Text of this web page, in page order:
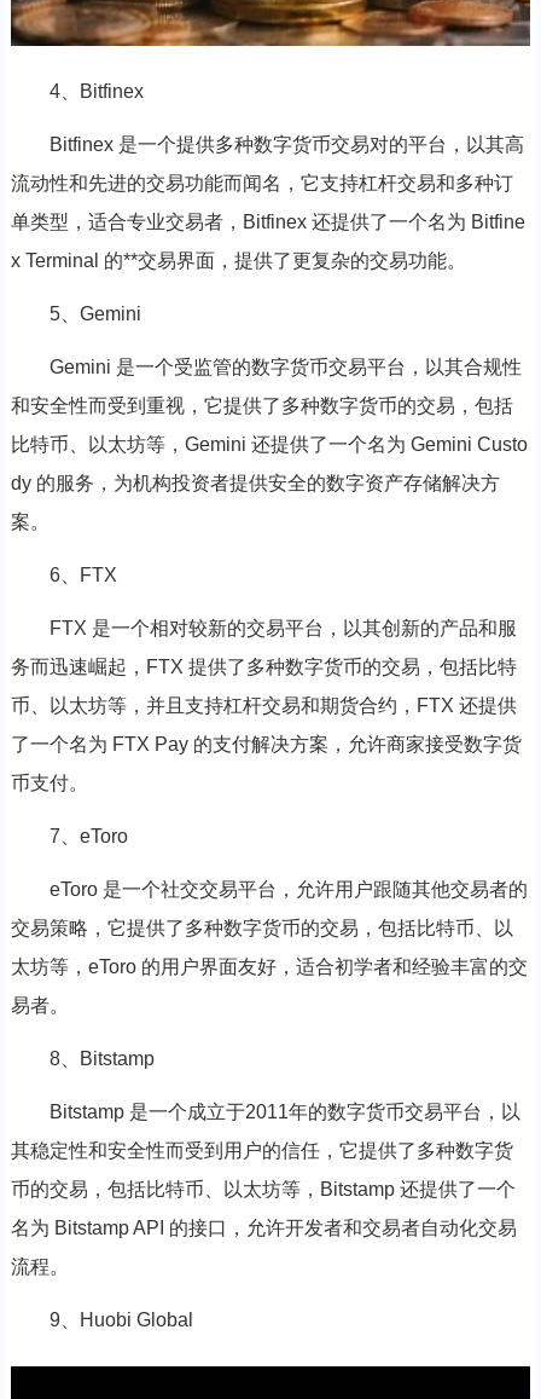
4、Bitfinex
Bitfinex 是一个提供多种数字货币交易对的平台，以其高
流动性和先进的交易功能而闻名，它支持杠杆交易和多种订
单类型，适合专业交易者，Bitfinex 还提供了一个名为 Bitfine
x Terminal 的**交易界面，提供了更复杂的交易功能。
5、Gemini
Gemini 是一个受监管的数字货币交易平台，以其合规性
和安全性而受到重视，它提供了多种数字货币的交易，包括
比特币、以太坊等，Gemini 还提供了一个名为 Gemini Custo
dy 的服务，为机构投资者提供安全的数字资产存储解决方
案。
6、FTX
FTX 是一个相对较新的交易平台，以其创新的产品和服
务而迅速崛起，FTX 提供了多种数字货币的交易，包括比特
币、以太坊等，并且支持杠杆交易和期货合约，FTX 还提供
了一个名为 FTX Pay 的支付解决方案，允许商家接受数字货
币支付。
7、eToro
eToro 是一个社交交易平台，允许用户跟随其他交易者的
交易策略，它提供了多种数字货币的交易，包括比特币、以
太坊等，eToro 的用户界面友好，适合初学者和经验丰富的交
易者。
8、Bitstamp
Bitstamp 是一个成立于2011年的数字货币交易平台，以
其稳定性和安全性而受到用户的信任，它提供了多种数字货
币的交易，包括比特币、以太坊等，Bitstamp 还提供了一个
名为 Bitstamp API 的接口，允许开发者和交易者自动化交易
流程。
9、Huobi Global